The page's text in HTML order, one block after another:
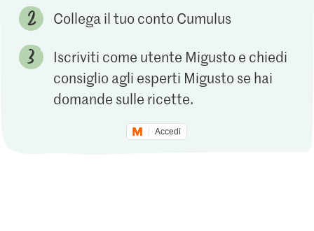
Collega il tuo conto Cumulus
Iscriviti come utente Migusto e chiedi
consiglio agli esperti Migusto se hai
domande sulle ricette.
Accedi